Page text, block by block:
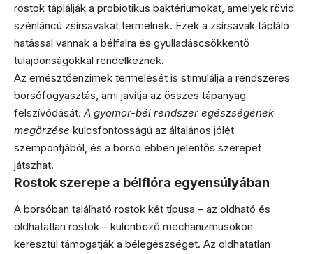
rostok táplálják a probiotikus baktériumokat, amelyek rövid
szénláncú zsírsavakat termelnek. Ezek a zsírsavak tápláló
hatással vannak a bélfalra és gyulladáscsökkentő
tulajdonságokkal rendelkeznek.
Az emésztőenzimek termelését is stimulálja a rendszeres
borsófogyasztás, ami javítja az összes tápanyag
felszívódását. A gyomor-bél rendszer egészségének
megőrzése kulcsfontosságú az általános jólét
szempontjából, és a borsó ebben jelentős szerepet
játszhat.
Rostok szerepe a bélflóra egyensúlyában
A borsóban található rostok két típusa – az oldható és
oldhatatlan rostok – különböző mechanizmusokon
keresztül támogatják a bélegészséget. Az oldhatatlan